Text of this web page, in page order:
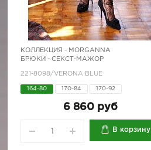
КОЛЛЕКЦИЯ - MORGANNA
БРЮКИ - СЕКСТ-МАЖОР
221-8098/VERONA BLUE
164-80 170-84 170-92
6 860 руб
В корзину